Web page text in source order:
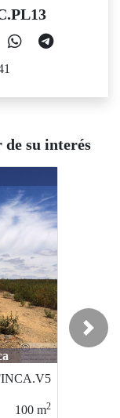
su interés
m2
Vega
995-VFINCA.L3
Next